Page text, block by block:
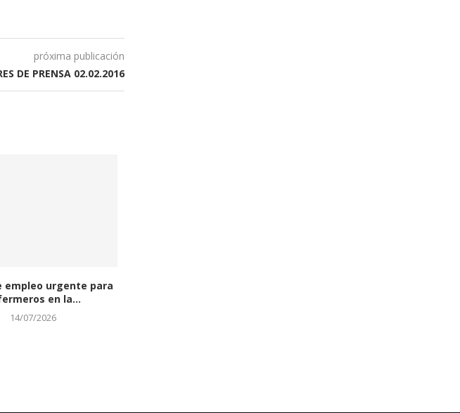
próxima publicación
DE PRENSA 02.02.2016
empleo urgente para
en la...
14/07/2026